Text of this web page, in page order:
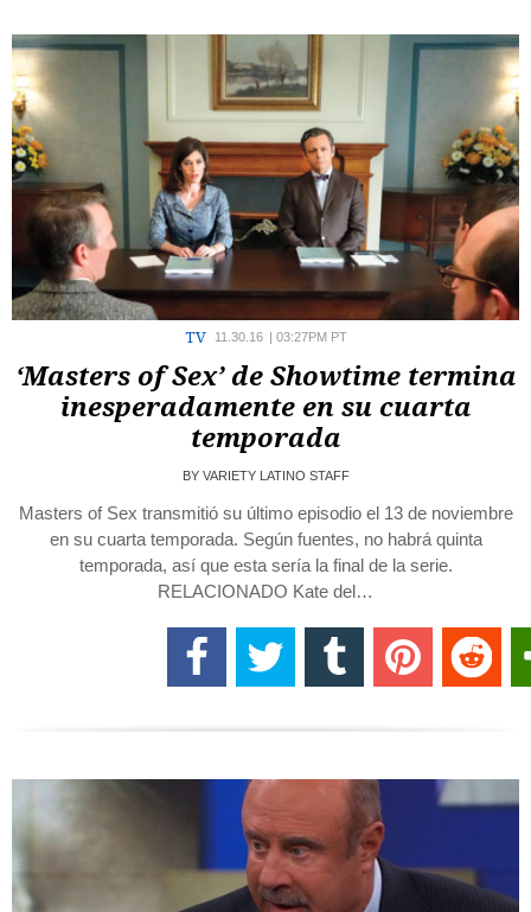
TV 11.30.16 03:27PM PT
‘Masters of Sex’ de Showtime termina
inesperadamente en su cuarta
temporada
BY VARIETY LATINO STAFF
Masters of Sex transmitió su último episodio el 13 de noviembre
en su cuarta temporada. Según fuentes, no habrá quinta
temporada, así que esta sería la final de la serie.
RELACIONADO Kate del…